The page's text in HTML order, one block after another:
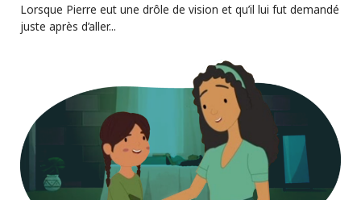
Lorsque Pierre eut une drôle de vision et qu’il lui fut demandé
juste après d’aller...